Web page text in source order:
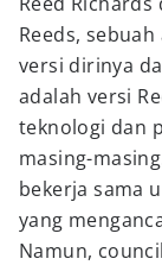
Reeds,
versi dirinya
adalah versi
teknologi dan
masing-
bekerja sama
yang
Namun,